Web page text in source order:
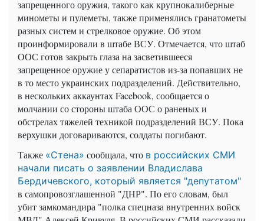
запрещенного оружия, такого как крупнокалиберные
минометы и пулеметы, также применялись гранатометы
разных систем и стрелковое оружие. Об этом
проинформировали в штабе ВСУ. Отмечается, что штаб
ООС готов закрыть глаза на засветившееся
запрещенное оружие у сепаратистов из-за попавших не
в то место украинских подразделений. Действительно,
в нескольких аккаунтах Facebook, сообщается о
молчании со стороны штаба ООС о раненых и
обстрелах тяжелей техникой подразделений ВСУ. Пока
верхушки договариваются, солдаты погибают.
Также «Стена» сообщала, что в российских СМИ
начали писать о заявлении Владислава
Бердичевского, который является "депутатом"
в самопровозглашенной "ДНР". По его словам, был
убит замкомандира "полка спецназа внутренних войск